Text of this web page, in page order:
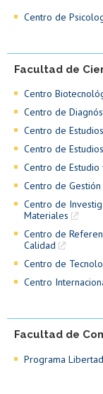
Centro de
Facultad de
Centro
Centro de
Centro de
Centro de
Centro de
Centro de
Centro de
Materiales
Centro de
Calidad
Centro de
Centro
Facultad de
Programa